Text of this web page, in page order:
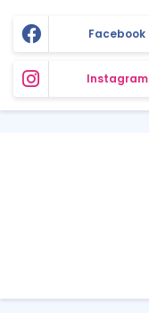
Facebook
Instagram